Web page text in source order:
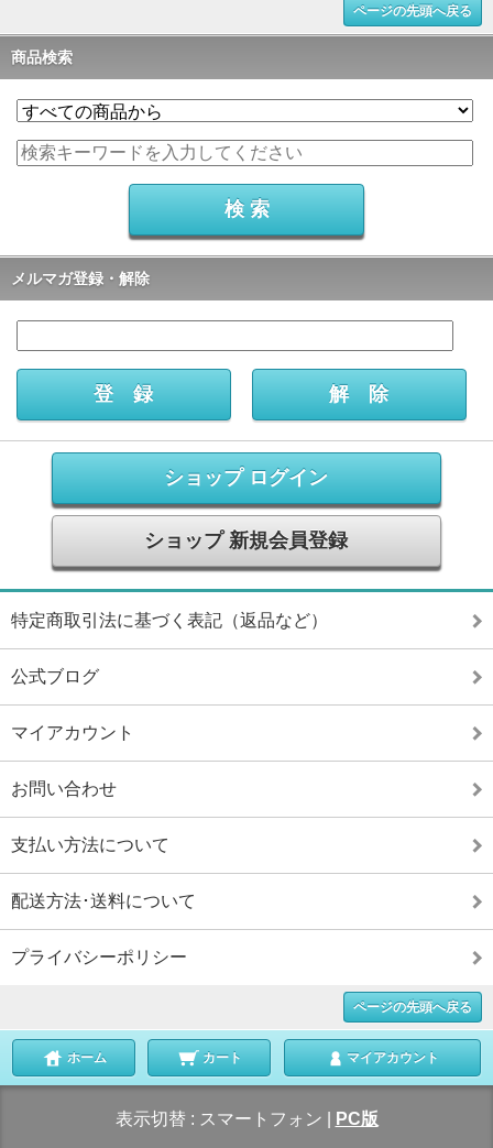
ページの先頭へ戻る
商品検索
メルマガ登録・解除
ショップ ログイン
ショップ 新規会員登録
特定商取引法に基づく表記（返品など）
公式ブログ
マイアカウント
お問い合わせ
支払い方法について
配送方法･送料について
プライバシーポリシー
ページの先頭へ戻る
ホーム カート マイアカウント
表示切替 : スマートフォン PC版